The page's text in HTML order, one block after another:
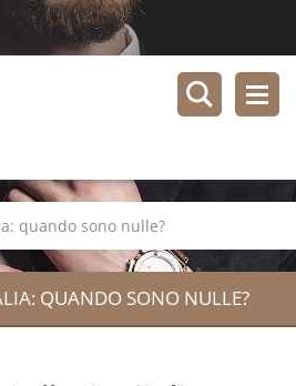
quando sono nulle?
QUANDO SONO NULLE?